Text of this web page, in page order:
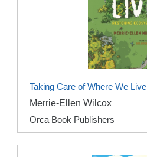
Taking Care of Where We Live
Merrie-Ellen Wilcox
Orca Book Publishers